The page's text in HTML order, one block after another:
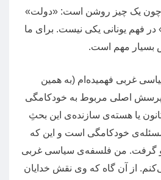
چون یک چیز روشن است:‌ «دولت»
در فهم یونانی یکی نیست. برای ما
بسیار مهم است.
غربی فهمیده‌ام (به همین
پرسش اصلی مربوط به خودکامگی
یا هسته‌ی سازنده‌ی این بحثِ
خودکامگی است و این که
گرفت. من فلسفه‌ی سیاسی غربی
. از آن گاه که وی نقش خدایان